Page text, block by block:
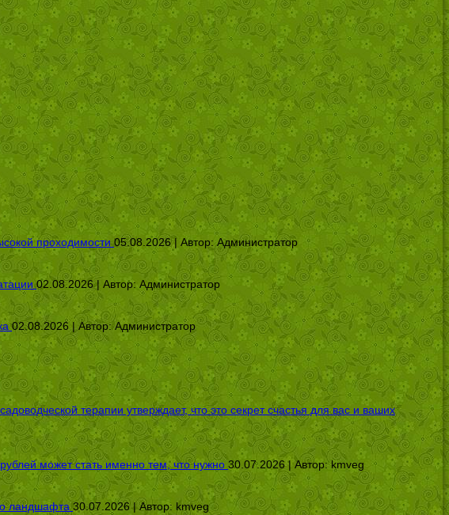
проходимости 05.08.2026 | Автор:Администратор
02.08.2026 | Автор:Администратор
02.08.2026 | Автор:Администратор
терапии утверждает, что это секрет счастья для вас и ваших
может стать именно тем, что нужно 30.07.2026 | Автор:kmveg
ландшафта 30.07.2026 | Автор: kmveg